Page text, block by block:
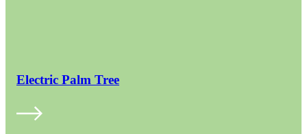
Electric Palm Tree